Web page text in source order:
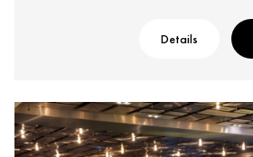
Details